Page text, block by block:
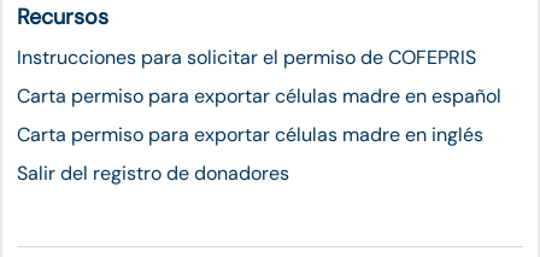
Recursos
Instrucciones para solicitar el permiso de COFEPRIS
Carta permiso para exportar células madre en español
Carta permiso para exportar células madre en inglés
Salir del registro de donadores